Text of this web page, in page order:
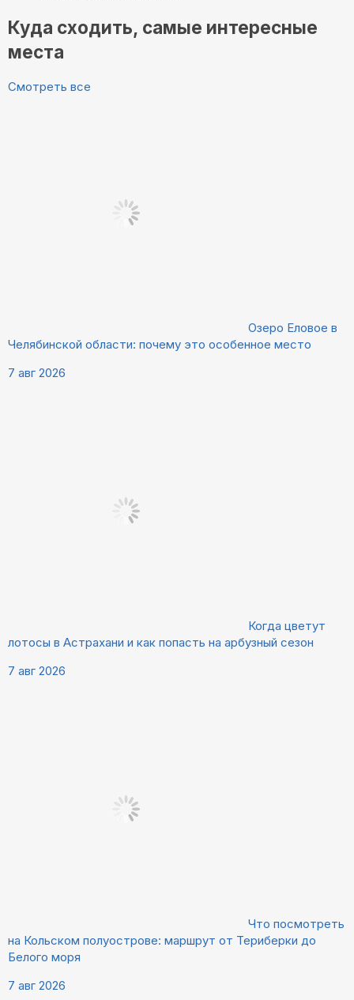
Куда сходить, самые интересные
места
Смотреть все
Озеро Еловое в
Челябинской области: почему это особенное место
7 авг 2026
Когда цветут
лотосы в Астрахани и как попасть на арбузный сезон
7 авг 2026
Что посмотреть
на Кольском полуострове: маршрут от Териберки до
Белого моря
7 авг 2026